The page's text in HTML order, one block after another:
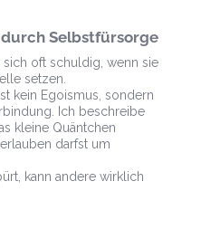
durch Selbstfürsorge
sich oft schuldig, wenn sie
setzen.
kein Egoismus, sondern
Ich beschreibe
kleine Quäntchen
darfst um
kann andere wirklich